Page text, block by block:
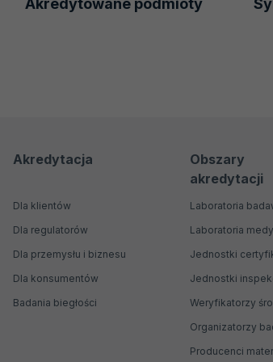
Menu
Menu
Akredytacja
Dla klientów
Dla regulatorów
Dla przemysłu i biznesu
Dla konsumentów
Badania biegłości
Obszary
akredytacji
Laboratoria
Laboratoria
Jednostki
Jednostki
Weryfikatorzy
Organizatorzy
Producenci